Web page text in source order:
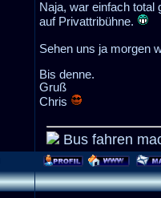
Naja, war einfach total
auf Privattribühne.
Sehen uns ja morgen
Bis denne.
Gruß
Chris
Bus fahren